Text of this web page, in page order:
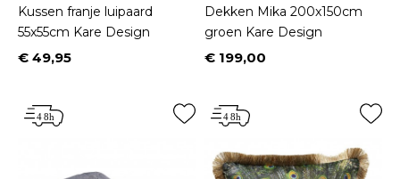
Kussen franje luipaard
55x55cm Kare Design
Prijs
€ 49,95
Dekken Mika 200x150cm
groen Kare Design
Prijs
€ 199,00